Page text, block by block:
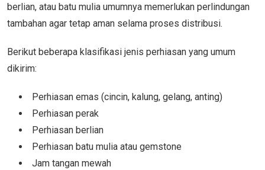
berlian, atau batu mulia umumnya memerlukan perlindungan
tambahan agar tetap aman selama proses distribusi.
Berikut beberapa klasifikasi jenis perhiasan yang umum
dikirim:
Perhiasan emas (cincin, kalung, gelang, anting)
Perhiasan perak
Perhiasan berlian
Perhiasan batu mulia atau gemstone
Jam tangan mewah